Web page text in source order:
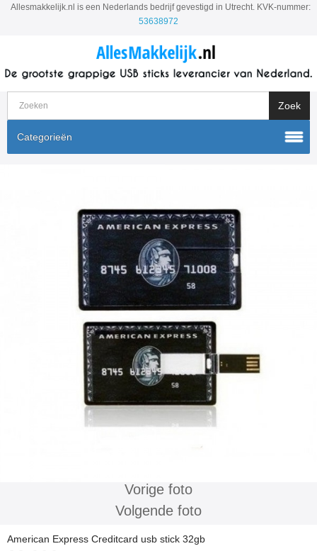
Allesmakkelijk.nl is een Nederlands bedrijf gevestigd in Utrecht. KVK-nummer:
53638972
Categorieën
Vorige foto
Volgende foto
American Express Creditcard usb stick 32gb